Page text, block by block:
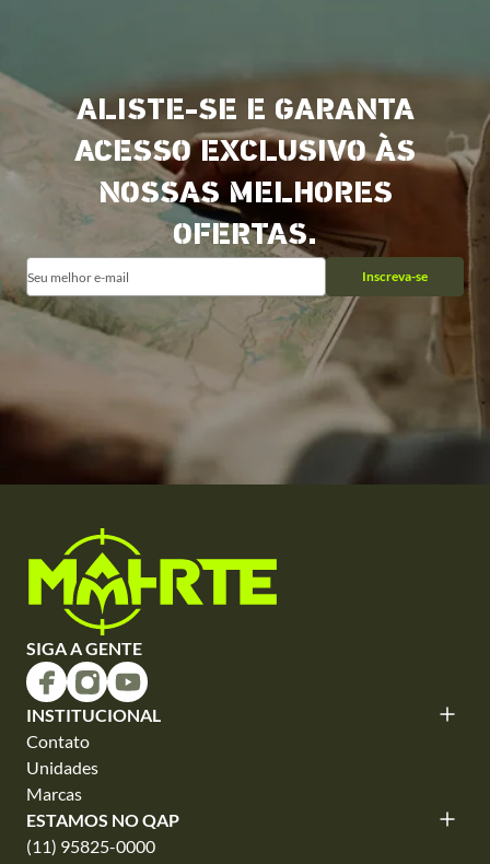
ALISTE-SE E GARANTA
ACESSO EXCLUSIVO ÀS
NOSSAS MELHORES
OFERTAS.
Inscreva-se
SIGA A GENTE
INSTITUCIONAL
Contato
Unidades
Marcas
ESTAMOS NO QAP
(11) 95825-0000